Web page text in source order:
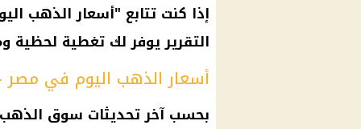
إذا كنت تتابع "أسعار الذهب
التقرير يوفر لك تغطية
أسعار الذهب اليوم في
بحسب آخر تحديثات سوق الذهب